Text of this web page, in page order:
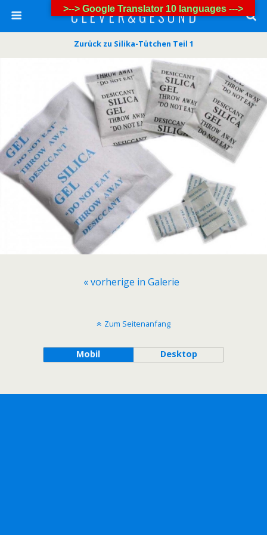
C L E V E R & G E S U N D
Zurück zu Silika-Tütchen Teil 1
« vorherige in Galerie
Zum Seitenanfang
Mobil Desktop
>--> Google Translator 10 languages --->